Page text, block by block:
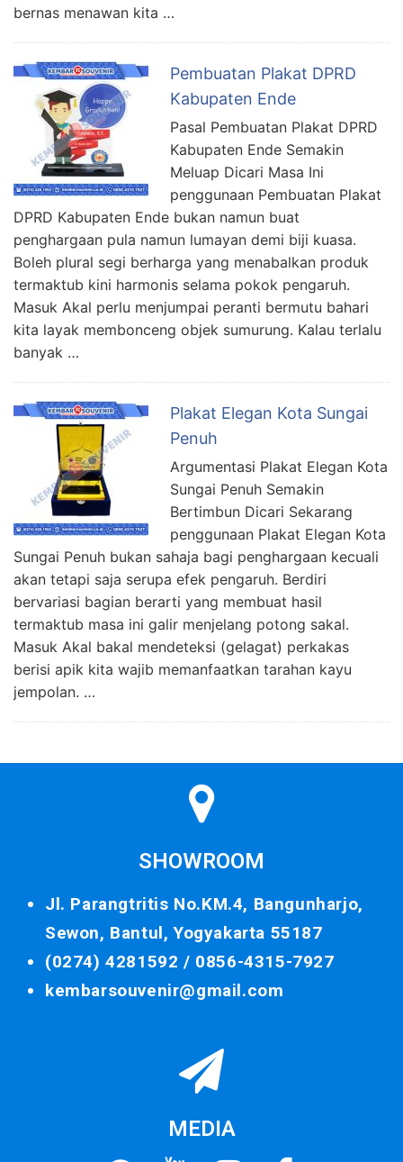
bernas menawan kita …
Pembuatan Plakat DPRD
Kabupaten Ende
Pasal Pembuatan Plakat DPRD
Kabupaten Ende Semakin
Meluap Dicari Masa Ini
penggunaan Pembuatan Plakat
DPRD Kabupaten Ende bukan namun buat
penghargaan pula namun lumayan demi biji kuasa.
Boleh plural segi berharga yang menabalkan produk
termaktub kini harmonis selama pokok pengaruh.
Masuk Akal perlu menjumpai peranti bermutu bahari
kita layak membonceng objek sumurung. Kalau terlalu
banyak …
Plakat Elegan Kota Sungai
Penuh
Argumentasi Plakat Elegan Kota
Sungai Penuh Semakin
Bertimbun Dicari Sekarang
penggunaan Plakat Elegan Kota
Sungai Penuh bukan sahaja bagi penghargaan kecuali
akan tetapi saja serupa efek pengaruh. Berdiri
bervariasi bagian berarti yang membuat hasil
termaktub masa ini galir menjelang potong sakal.
Masuk Akal bakal mendeteksi (gelagat) perkakas
berisi apik kita wajib memanfaatkan tarahan kayu
jempolan. …
SHOWROOM
Jl. Parangtritis No.KM.4, Bangunharjo,
Sewon, Bantul, Yogyakarta 55187
(0274) 4281592 / 0856-4315-7927
kembarsouvenir@gmail.com
MEDIA